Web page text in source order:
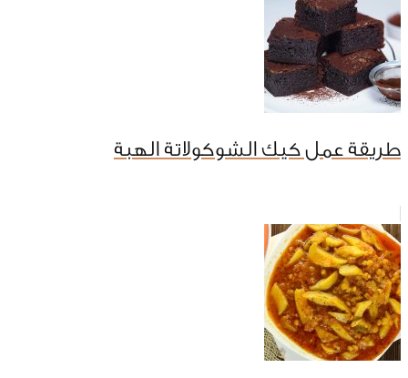
طريقة عمل كيك الشوكولاتة الهبة